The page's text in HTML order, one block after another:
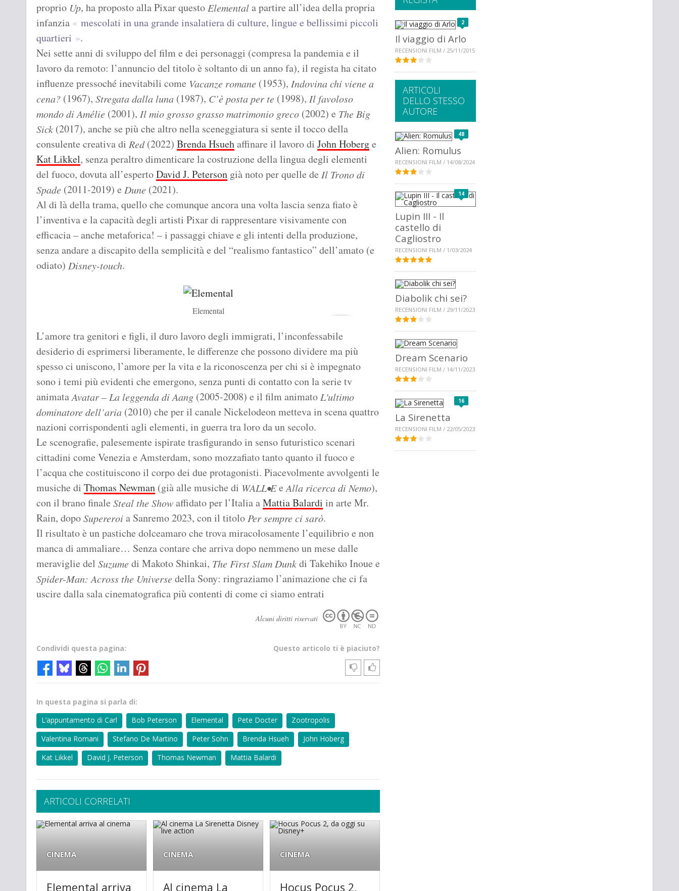
proprio Up, ha proposto alla Pixar questoElementala partire all’idea della propria
infanzia
mescolati in una grande insalatiera di culture, lingue e bellissimi piccoli
quartieri
.
Nei sette anni di sviluppo del film e dei personaggi (compresa la pandemia e il
lavoro da remoto: l’annuncio del titolo è soltanto di un anno fa), il regista ha citato
influenze pressoché inevitabili come Vacanze romane (1953), Indovina chi viene a
cena? (1967), Stregata dalla luna (1987), C’è posta per te (1998), Il favoloso
mondo di Amélie (2001), Il mio grosso grasso matrimonio greco (2002) e The Big
Sick (2017), anche se più che altro nella sceneggiatura si sente il tocco della
consulente creativa di Red(2022) Brenda Hsuehaffinare il lavoro di John Hoberge
Kat Likkel, senza peraltro dimenticare la costruzione della lingua degli elementi
del fuoco, dovuta all’espertoDavid J. Peterson già noto per quelle de Il Trono di
Spade (2011-2019) e Dune (2021).
Al di là della trama, quello che comunque ancora una volta lascia senza fiato è
l’inventiva e la capacità degli artisti Pixar di rappresentare visivamente con
efficacia – anche metaforica! – i passaggi chiave e gli intenti della produzione,
senza andare a discapito della semplicità e del “realismo fantastico” dell’amato (e
odiato) Disney-touch.
Elemental
L’amore tra genitori e figli, il duro lavoro degli immigrati, l’inconfessabile
desiderio di esprimersi liberamente, le differenze che possono dividere ma più
spesso ci uniscono, l’amore per la vita e la riconoscenza per chi si è impegnato
sono i temi più evidenti che emergono, senza punti di contatto con la serie tv
animataAvatar – La leggenda di Aang (2005-2008) e il film animatoL'ultimo
dominatore dell’aria (2010) che per il canale Nickelodeon metteva in scena quattro
nazioni corrispondenti agli elementi, in guerra tra loro da un secolo.
Le scenografie, palesemente ispirate trasfigurando in senso futuristico scenari
cittadini come Venezia e Amsterdam, sono mozzafiato tanto quanto il fuoco e
l’acqua che costituiscono il corpo dei due protagonisti. Piacevolmente avvolgenti le
musiche di Thomas Newman (già alle musiche di WALL•Ee Alla ricerca di Nemo),
con il brano finale Steal the Showaffidato per l’Italia aMattia Balardi in arte Mr.
Rain, dopoSupereroia Sanremo 2023, con il titoloPer sempre ci sarò.
Il risultato è un pastiche dolceamaro che trova miracolosamente l’equilibrio e non
manca di ammaliare… Senza contare che arriva dopo nemmeno un mese dalle
meraviglie del Suzume di Makoto Shinkai, The First Slam Dunkdi Takehiko Inoue e
Spider-Man: Across the Universe della Sony: ringraziamo l’animazione che ci fa
uscire dalla sala cinematografica più contenti di come ci siamo entrati
Alcuni diritti riservati
Questo articolo ti è piaciuto?
Condividi questa pagina:
In questa pagina si parla di:
L’appuntamento di Carl
Bob Peterson Elemental Pete Docter
Zootropolis
Valentina Romani
Stefano De Martino Peter Sohn Brenda Hsueh
John Hoberg
Kat Likkel
David J. Peterson Thomas Newman Mattia Balardi
ARTICOLI CORRELATI
CINEMA
Elemental arriva
CINEMA
Al cinema La
CINEMA
Hocus Pocus 2,
2
Il viaggio di Arlo
RECENSIONI FILM / 25/11/2015
ARTICOLI
DELLO STESSO
AUTORE
48
Alien: Romulus
RECENSIONI FILM / 14/08/2024
14
Lupin III - Il
castello di
Cagliostro
RECENSIONI FILM / 1/03/2024
Diabolik chi sei?
RECENSIONI FILM / 29/11/2023
Dream Scenario
RECENSIONI FILM / 14/11/2023
16
La Sirenetta
RECENSIONI FILM / 22/05/2023